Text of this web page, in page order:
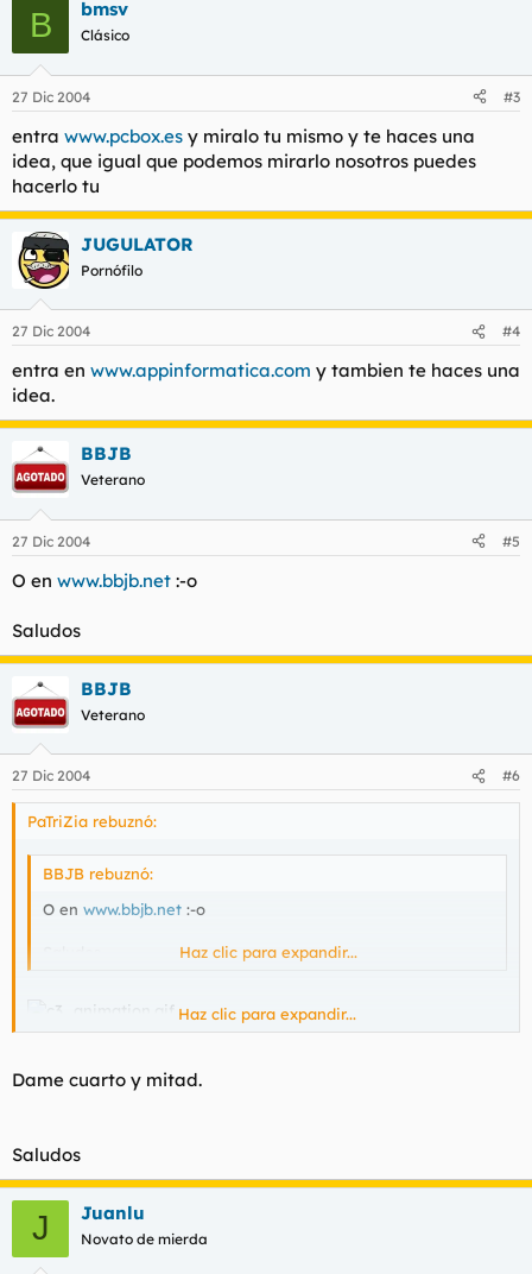
B bmsv
Clásico
27 Dic 2004 #3
entra www.pcbox.es y miralo tu mismo y te haces una
idea, que igual que podemos mirarlo nosotros puedes
hacerlo tu
JUGULATOR
Pornófilo
27 Dic 2004 #4
entra en www.appinformatica.com y tambien te haces una
idea.
BBJB
Veterano
27 Dic 2004 #5
O en www.bbjb.net :-o
Saludos
BBJB
Veterano
27 Dic 2004 #6
PaTriZia rebuznó:
BBJB rebuznó:
O en www.bbjb.net :-o
Haz clic para expandir...
Haz clic para expandir...
Dame cuarto y mitad.
Saludos
J Juanlu
Novato de mierda